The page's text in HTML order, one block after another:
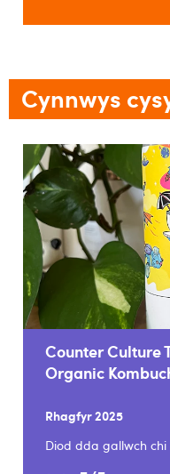
Cynnwys
Counter Culture
Organic
Rhagfyr 2025
Diod dda gallwch